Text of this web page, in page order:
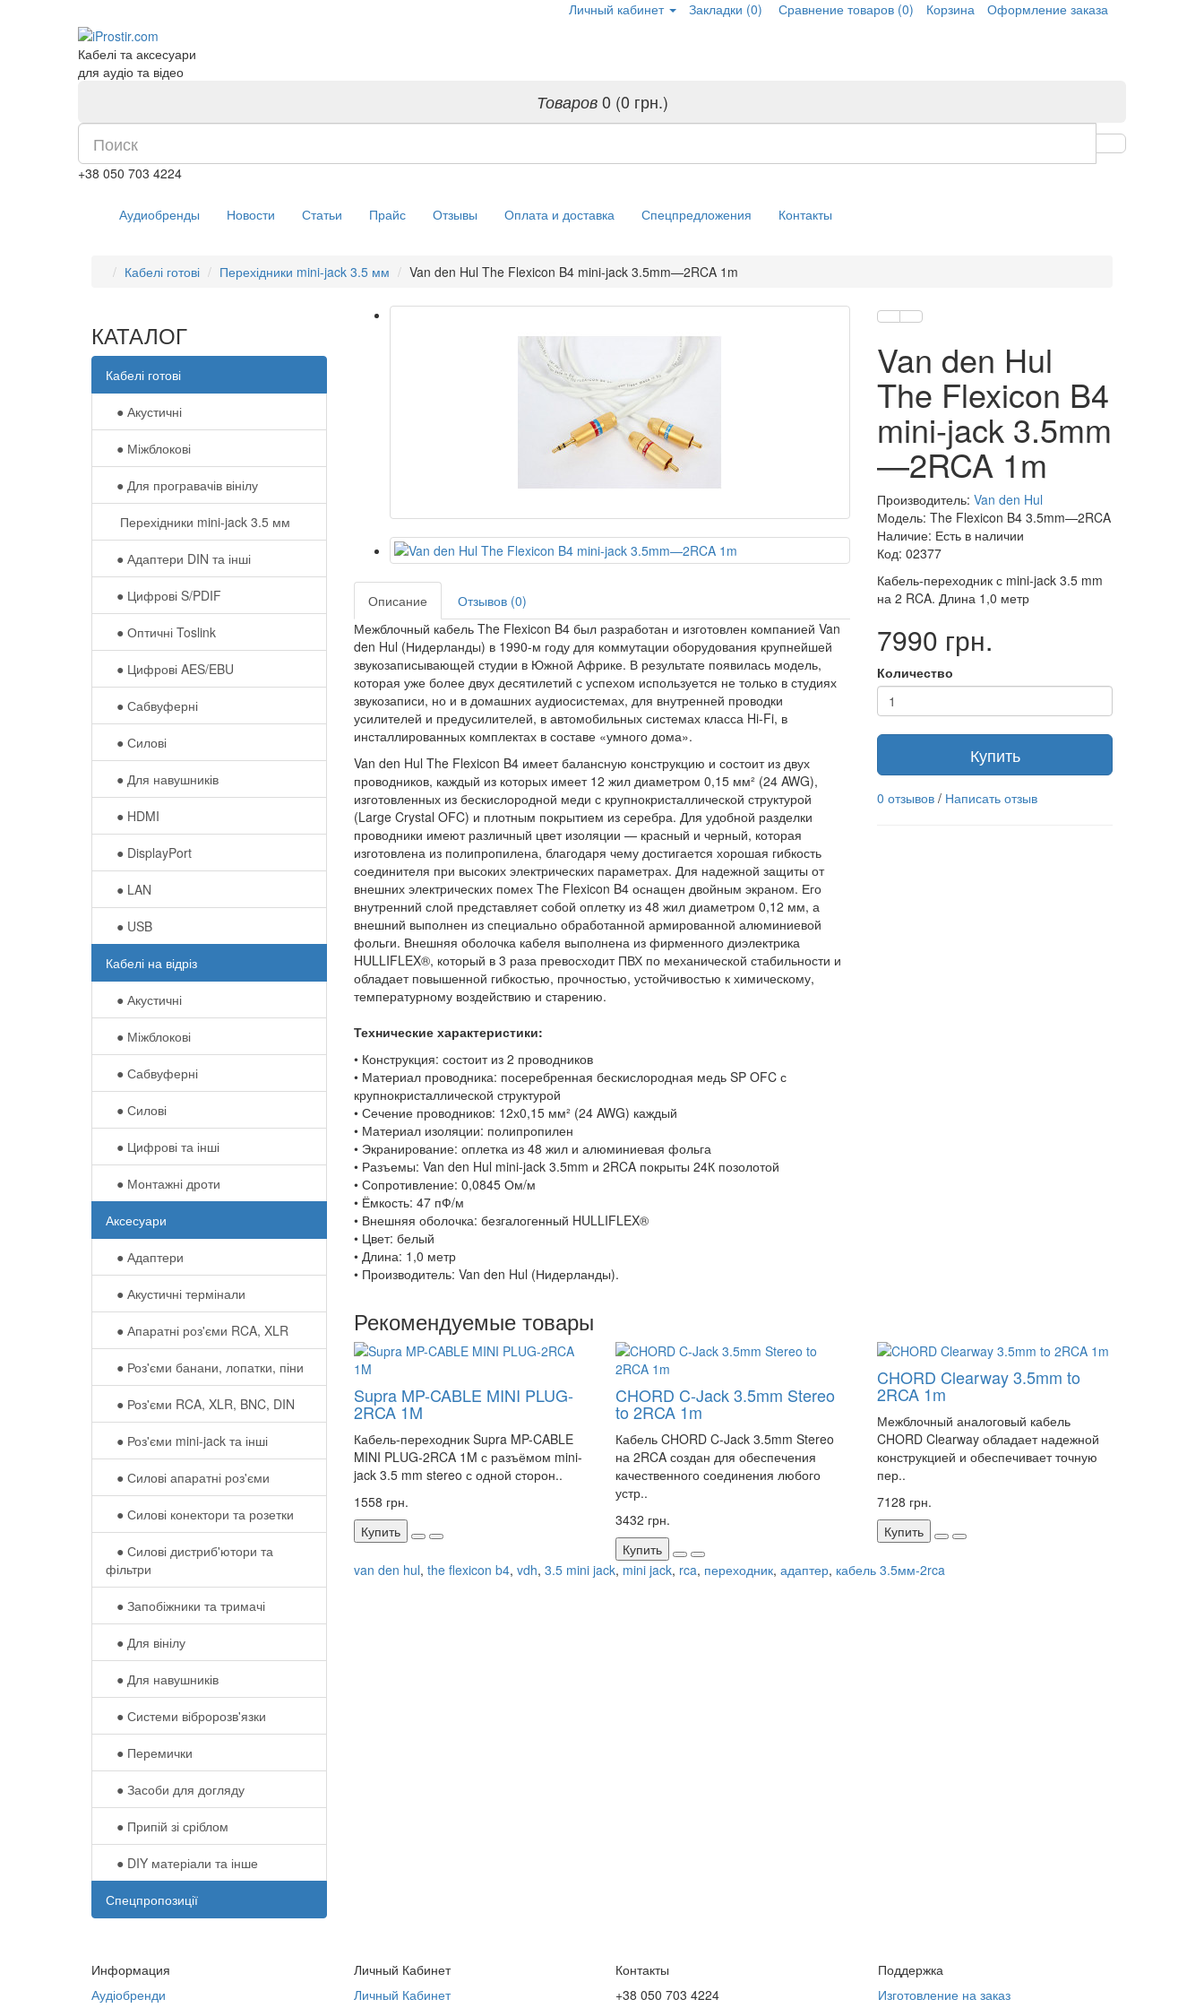
Личный кабинет Закладки (0) Сравнение товаров (0) Корзина Оформление заказа
Кабелі та аксесуари
для аудіо та відео
Товаров0 (0 грн.)
+38 050 703 4224
Аудиобренды Новости Статьи Прайс Отзывы Оплата и доставка Спецпредложения Контакты
Кабелі готові Перехідники mini-jack 3.5 мм Van den Hul The Flexicon B4 mini-jack 3.5mm—2RCA 1m
КАТАЛОГ
Кабелі готові
● Акустичні
● Міжблокові
● Для програвачів вінілу
Перехідники mini-jack 3.5 мм
● Адаптери DIN та інші
● Цифрові S/PDIF
● Оптичні Toslink
● Цифрові AES/EBU
● Сабвуферні
● Силові
● Для навушників‎
● HDMI
● DisplayPort
● LAN
● USB
Кабелі на відріз
● Акустичні
● Міжблокові
● Сабвуферні
● Силові
● Цифрові та інші
● Монтажні дроти
Аксесуари
● Адаптери
● Акустичні термінали
● Апаратні роз'єми RCA, XLR
● Роз'єми банани, лопатки, піни
● Роз'єми RCA, XLR, BNC, DIN
● Роз'єми mini-jack та інші
● Силові апаратні роз'єми
● Силові конектори та розетки
● Силові дистриб'ютори та
фільтри
● Запобіжники та тримачі
● Для вінілу
● Для навушників‎
● Системи вібророзв'язки
● Перемички
● Засоби для догляду
● Припій зі сріблом
● DIY матеріали та інше
Спецпропозиції
Описание
Отзывов (0)
Межблочный кабель The Flexicon B4 был разработан и изготовлен компанией Van
den Hul (Нидерланды) в 1990-м году для коммутации оборудования крупнейшей
звукозаписывающей студии в Южной Африке. В результате появилась модель,
которая уже более двух десятилетий с успехом используется не только в студиях
звукозаписи, но и в домашних аудиосистемах, для внутренней проводки
усилителей и предусилителей, в автомобильных системах класса Hi-Fi, в
инсталлированных комплектах в составе «умного дома».
Van den Hul The Flexicon B4 имеет балансную конструкцию и состоит из двух
проводников, каждый из которых имеет 12 жил диаметром 0,15 мм² (24 AWG),
изготовленных из бескислородной меди с крупнокристаллической структурой
(Large Crystal OFC) и плотным покрытием из серебра. Для удобной разделки
проводники имеют различный цвет изоляции — красный и черный, которая
изготовлена из полипропилена, благодаря чему достигается хорошая гибкость
соединителя при высоких электрических параметрах. Для надежной защиты от
внешних электрических помех The Flexicon B4 оснащен двойным экраном. Его
внутренний слой представляет собой оплетку из 48 жил диаметром 0,12 мм, а
внешний выполнен из специально обработанной армированной алюминиевой
фольги. Внешняя оболочка кабеля выполнена из фирменного диэлектрика
HULLIFLEX®, который в 3 раза превосходит ПВХ по механической стабильности и
обладает повышенной гибкостью, прочностью, устойчивостью к химическому,
температурному воздействию и старению.
Технические характеристики:
• Конструкция: состоит из 2 проводников
• Материал проводника: посеребренная бескислородная медь SP OFC с
крупнокристаллической структурой
• Сечение проводников: 12х0,15 мм² (24 AWG) каждый
• Материал изоляции: полипропилен
• Экранирование: оплетка из 48 жил и алюминиевая фольга
• Разъемы: Van den Hul mini-jack 3.5mm и 2RCA покрыты 24К позолотой
• Сопротивление: 0,0845 Ом/м
• Ёмкость: 47 пФ/м
• Внешняя оболочка: безгалогенный HULLIFLEX®
• Цвет: белый
• Длина: 1,0 метр
• Производитель: Van den Hul (Нидерланды).
Van den Hul
The Flexicon B4
mini-jack 3.5mm
—2RCA 1m
Производитель:Van den Hul
Модель: The Flexicon B4 3.5mm—2RCA
Наличие: Есть в наличии
Код: 02377
Кабель-переходник с mini-jack 3.5 mm
на 2 RCA. Длина 1,0 метр
7990 грн.
Количество
Купить
0 отзывов / Написать отзыв
Рекомендуемые товары
Supra MP-CABLE MINI PLUG-
2RCA 1M
Кабель-переходник Supra MP-CABLE
MINI PLUG-2RCA 1M с разъёмом mini-
jack 3.5 mm stereo с одной сторон..
1558 грн.
Купить
CHORD C-Jack 3.5mm Stereo
to 2RCA 1m
Кабель CHORD C-Jack 3.5mm Stereo
на 2RCA создан для обеспечения
качественного соединения любого
устр..
3432 грн.
Купить
CHORD Clearway 3.5mm to
2RCA 1m
Межблочный аналоговый кабель
CHORD Clearway обладает надежной
конструкцией и обеспечивает точную
пер..
7128 грн.
Купить
van den hul, the flexicon b4, vdh, 3.5 mini jack, mini jack, rca, переходник, адаптер, кабель 3.5мм-2rca
Информация
Аудіобренди
Личный Кабинет
Личный Кабинет
Контакты
+38 050 703 4224
Поддержка
Изготовление на заказ